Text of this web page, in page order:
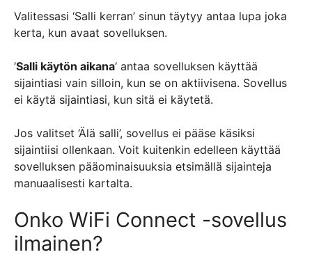
Valitessasi ‘Salli kerran’ sinun täytyy antaa lupa joka
kerta, kun avaat sovelluksen.
‘Salli käytön aikana‘ antaa sovelluksen käyttää
sijaintiasi vain silloin, kun se on aktiivisena. Sovellus
ei käytä sijaintiasi, kun sitä ei käytetä.
Jos valitset ‘Älä salli’, sovellus ei pääse käsiksi
sijaintiisi ollenkaan. Voit kuitenkin edelleen käyttää
sovelluksen pääominaisuuksia etsimällä sijainteja
manuaalisesti kartalta.
Onko WiFi Connect -sovellus
ilmainen?